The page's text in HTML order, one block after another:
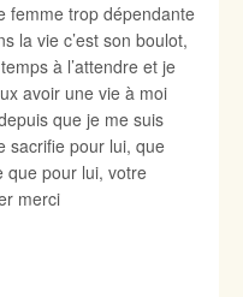
femme trop dépendante
la vie c’est son boulot,
à l’attendre et je
avoir une vie à moi
que je me suis
sacrifie pour lui, que
que pour lui, votre
merci